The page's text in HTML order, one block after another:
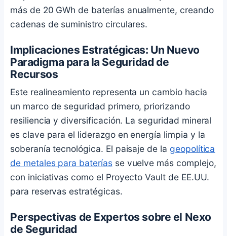
más de 20 GWh de baterías anualmente, creando
cadenas de suministro circulares.
Implicaciones Estratégicas: Un Nuevo
Paradigma para la Seguridad de
Recursos
Este realineamiento representa un cambio hacia
un marco de seguridad primero, priorizando
resiliencia y diversificación. La seguridad mineral
es clave para el liderazgo en energía limpia y la
soberanía tecnológica. El paisaje de la geopolítica
de metales para baterías se vuelve más complejo,
con iniciativas como el Proyecto Vault de EE.UU.
para reservas estratégicas.
Perspectivas de Expertos sobre el Nexo
de Seguridad